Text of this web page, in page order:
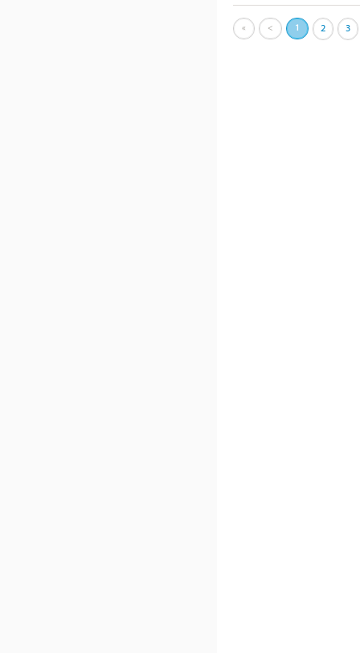
« < 1 2 3